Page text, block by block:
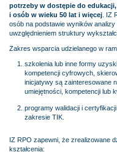
potrzeby w dostępie do
i osób w wieku 50 lat i więcej . IZ
osób na podstawie wyników
uwzględnieniem struktury
Zakres wsparcia udzielanego w
szkolenia lub inne formy
kompetencji cyfrowych,
inicjatywy są zainteresowane
umiejętności, kompetencji lub
programy walidacji i
zakresie TIK.
IZ RPO zapewni, że zrealizowane
kształcenia: